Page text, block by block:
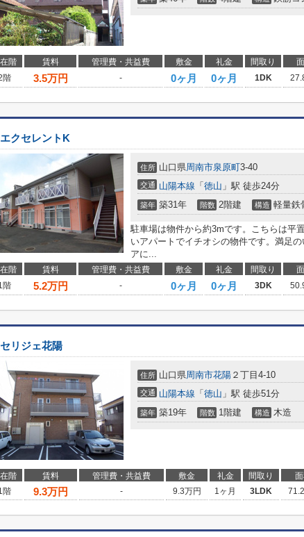
階 賃料 管理費・共益費 敷金 礼金 間取り
階
3.5万円 - 0ヶ月 0ヶ月 1DK
エクセレントK
住所 山口県周南市泉原町3-40
交通 山陽本線 「 徳山 」駅 徒歩24分
築年 築31年 階数 2階建 構造 軽量鉄
駐車場は物件から約3mです。こちらは平
いアパートでイチオシの物件です。満足
アに...
階 賃料 管理費・共益費 敷金 礼金 間取り
階
5.2万円 - 0ヶ月 0ヶ月 3DK
セリジェ花陽
住所 山口県周南市花陽 ２丁目4-10
交通 山陽本線 「 徳山 」駅 徒歩51分
築年 築19年 階数 1階建 構造 木造
階 賃料 管理費・共益費 敷金 礼金 間取り
階
9.3万円 - 9.3万円 1ヶ月 3LDK